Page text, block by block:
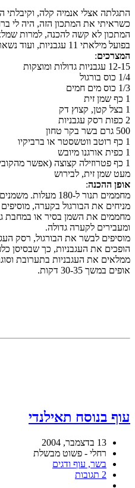
התגלתה אצלי אנמיה קלה,
כשראיתי את המתכון הזה, היה לי
בפועל מילאתי 11 עגבניות, ועוד נשאר לי מילוי (אז הכנתי ממנו
המצרכים:
12-15 עגבניות גדולות ומוצקות
1/4 כוס בורגול
1/3 כוס מים חמים
1 כף שמן זית
1 בצל קטן, קצוץ דק
2 כפות רסק עגבניות
500 גרם בשר בקר טחון
1 כף רוטב ווטשסטר או ברביקיו
1 כפית אורגנו מיובש
1 כף פטרוזילה קצוצה (אפשר מהקוביות הקפואות)
מעט שמן זית, לבירוש
אופן ההכנה:
מחממים תנור ל-180 מעלות. משמנים תבנית עמוקה או מרפדים בנייר אפיה (לא כדאי להשתמש בתבנית התנור, העגבניות מגירות נוזלים בזמן האפיה).
מניחים את הבורגול בקערה, מוסיפים את המים החמים,
מחממים את השמן בסיר או במחבת
ומעבירים לקערה גדולה.
מוסיפים לבשר את הבורגול, רסק
הופכים את העגבניות, כך שבסיסן כלפי מעלה. חותכים מהבסיס פרוסה בעובי 2 ס"מ.
ממלאים את העגבניות בתערובת
אופים במשך 30-35 דקות.
עוף בנוסח תאילנדי
13 בדצמבר, 2004
רחלי - פשוט מבשלת
בשר, עוף ודגים
2 תגובות